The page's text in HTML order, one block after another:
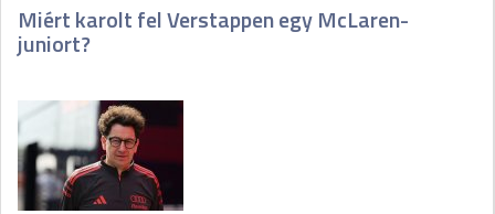
Miért karolt fel Verstappen egy McLaren-
juniort?